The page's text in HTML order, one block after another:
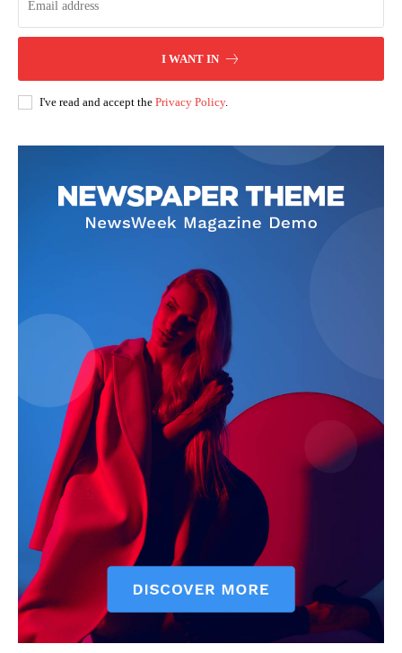
I WANT IN
I've read and accept the Privacy Policy.